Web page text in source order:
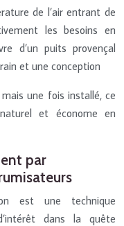
de l’air entrant de
les besoins en
d’un puits provençal
et une conception
une fois installé, ce
et économe en
par
est une technique
dans la quête